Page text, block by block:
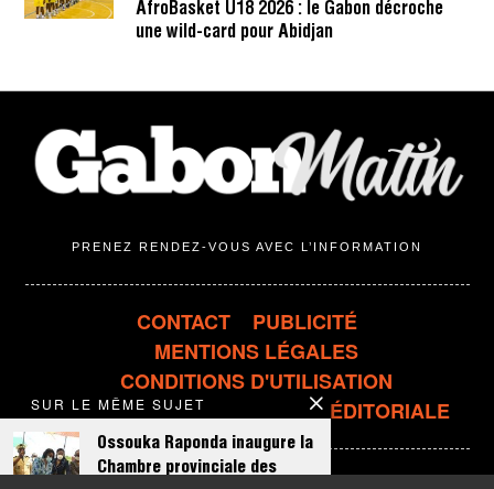
AfroBasket U18 2026 : le Gabon décroche
une wild-card pour Abidjan
SUR LE MÊME SUJET
Ossouka Raponda inaugure la
Chambre provinciale des
PRENEZ RENDEZ-VOUS AVEC L’INFORMATION
CONTACT
PUBLICITÉ
MENTIONS LÉGALES
CONDITIONS D'UTILISATION
CONFIDENTIALITÉ
LIGNE ÉDITORIALE